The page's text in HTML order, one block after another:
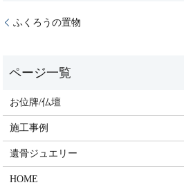
ふくろうの置物
お位牌/仏壇
施工事例
遺骨ジュエリー
HOME